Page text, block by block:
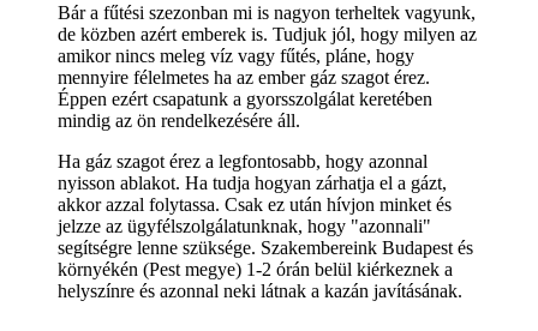
Bár a fűtési szezonban mi is nagyon terheltek vagyunk,
de közben azért emberek is. Tudjuk jól, hogy milyen az
amikor nincs meleg víz vagy fűtés, pláne, hogy
mennyire félelmetes ha az ember gáz szagot érez.
Éppen ezért csapatunk a gyorsszolgálat keretében
mindig az ön rendelkezésére áll.
Ha gáz szagot érez a legfontosabb, hogy azonnal
nyisson ablakot. Ha tudja hogyan zárhatja el a gázt,
akkor azzal folytassa. Csak ez után hívjon minket és
jelzze az ügyfélszolgálatunknak, hogy "azonnali"
segítségre lenne szüksége. Szakembereink Budapest és
környékén (Pest megye) 1-2 órán belül kiérkeznek a
helyszínre és azonnal neki látnak a kazán javításának.